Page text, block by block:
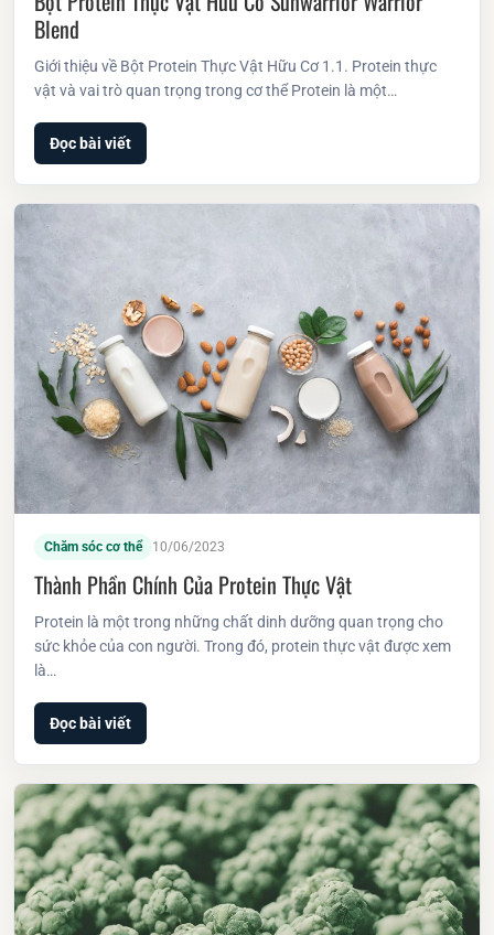
Blend
Giới thiệu về Bột Protein Thực Vật Hữu Cơ 1.1. Protein thực
vật và vai trò quan trọng trong cơ thể Protein là một…
Đọc bài viết
Chăm sóc cơ thể 10/06/2023
Thành Phần Chính Của Protein Thực Vật
Protein là một trong những chất dinh dưỡng quan trọng cho
sức khỏe của con người. Trong đó, protein thực vật được xem
là…
Đọc bài viết